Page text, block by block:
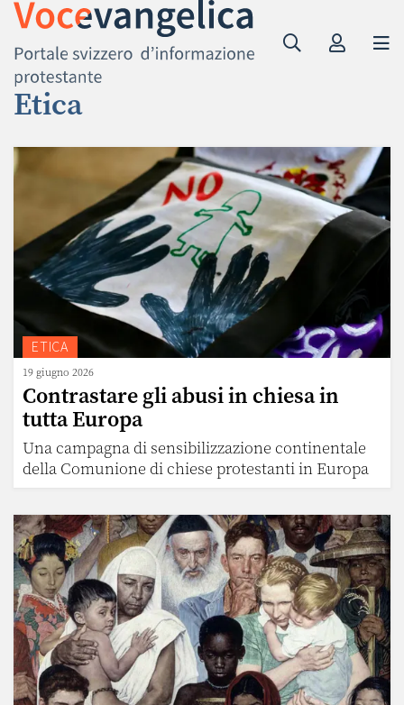
Etica
ETICA
19 giugno 2026
Contrastare gli abusi in chiesa in
tutta Europa
Una campagna di sensibilizzazione continentale
della Comunione di chiese protestanti in Europa